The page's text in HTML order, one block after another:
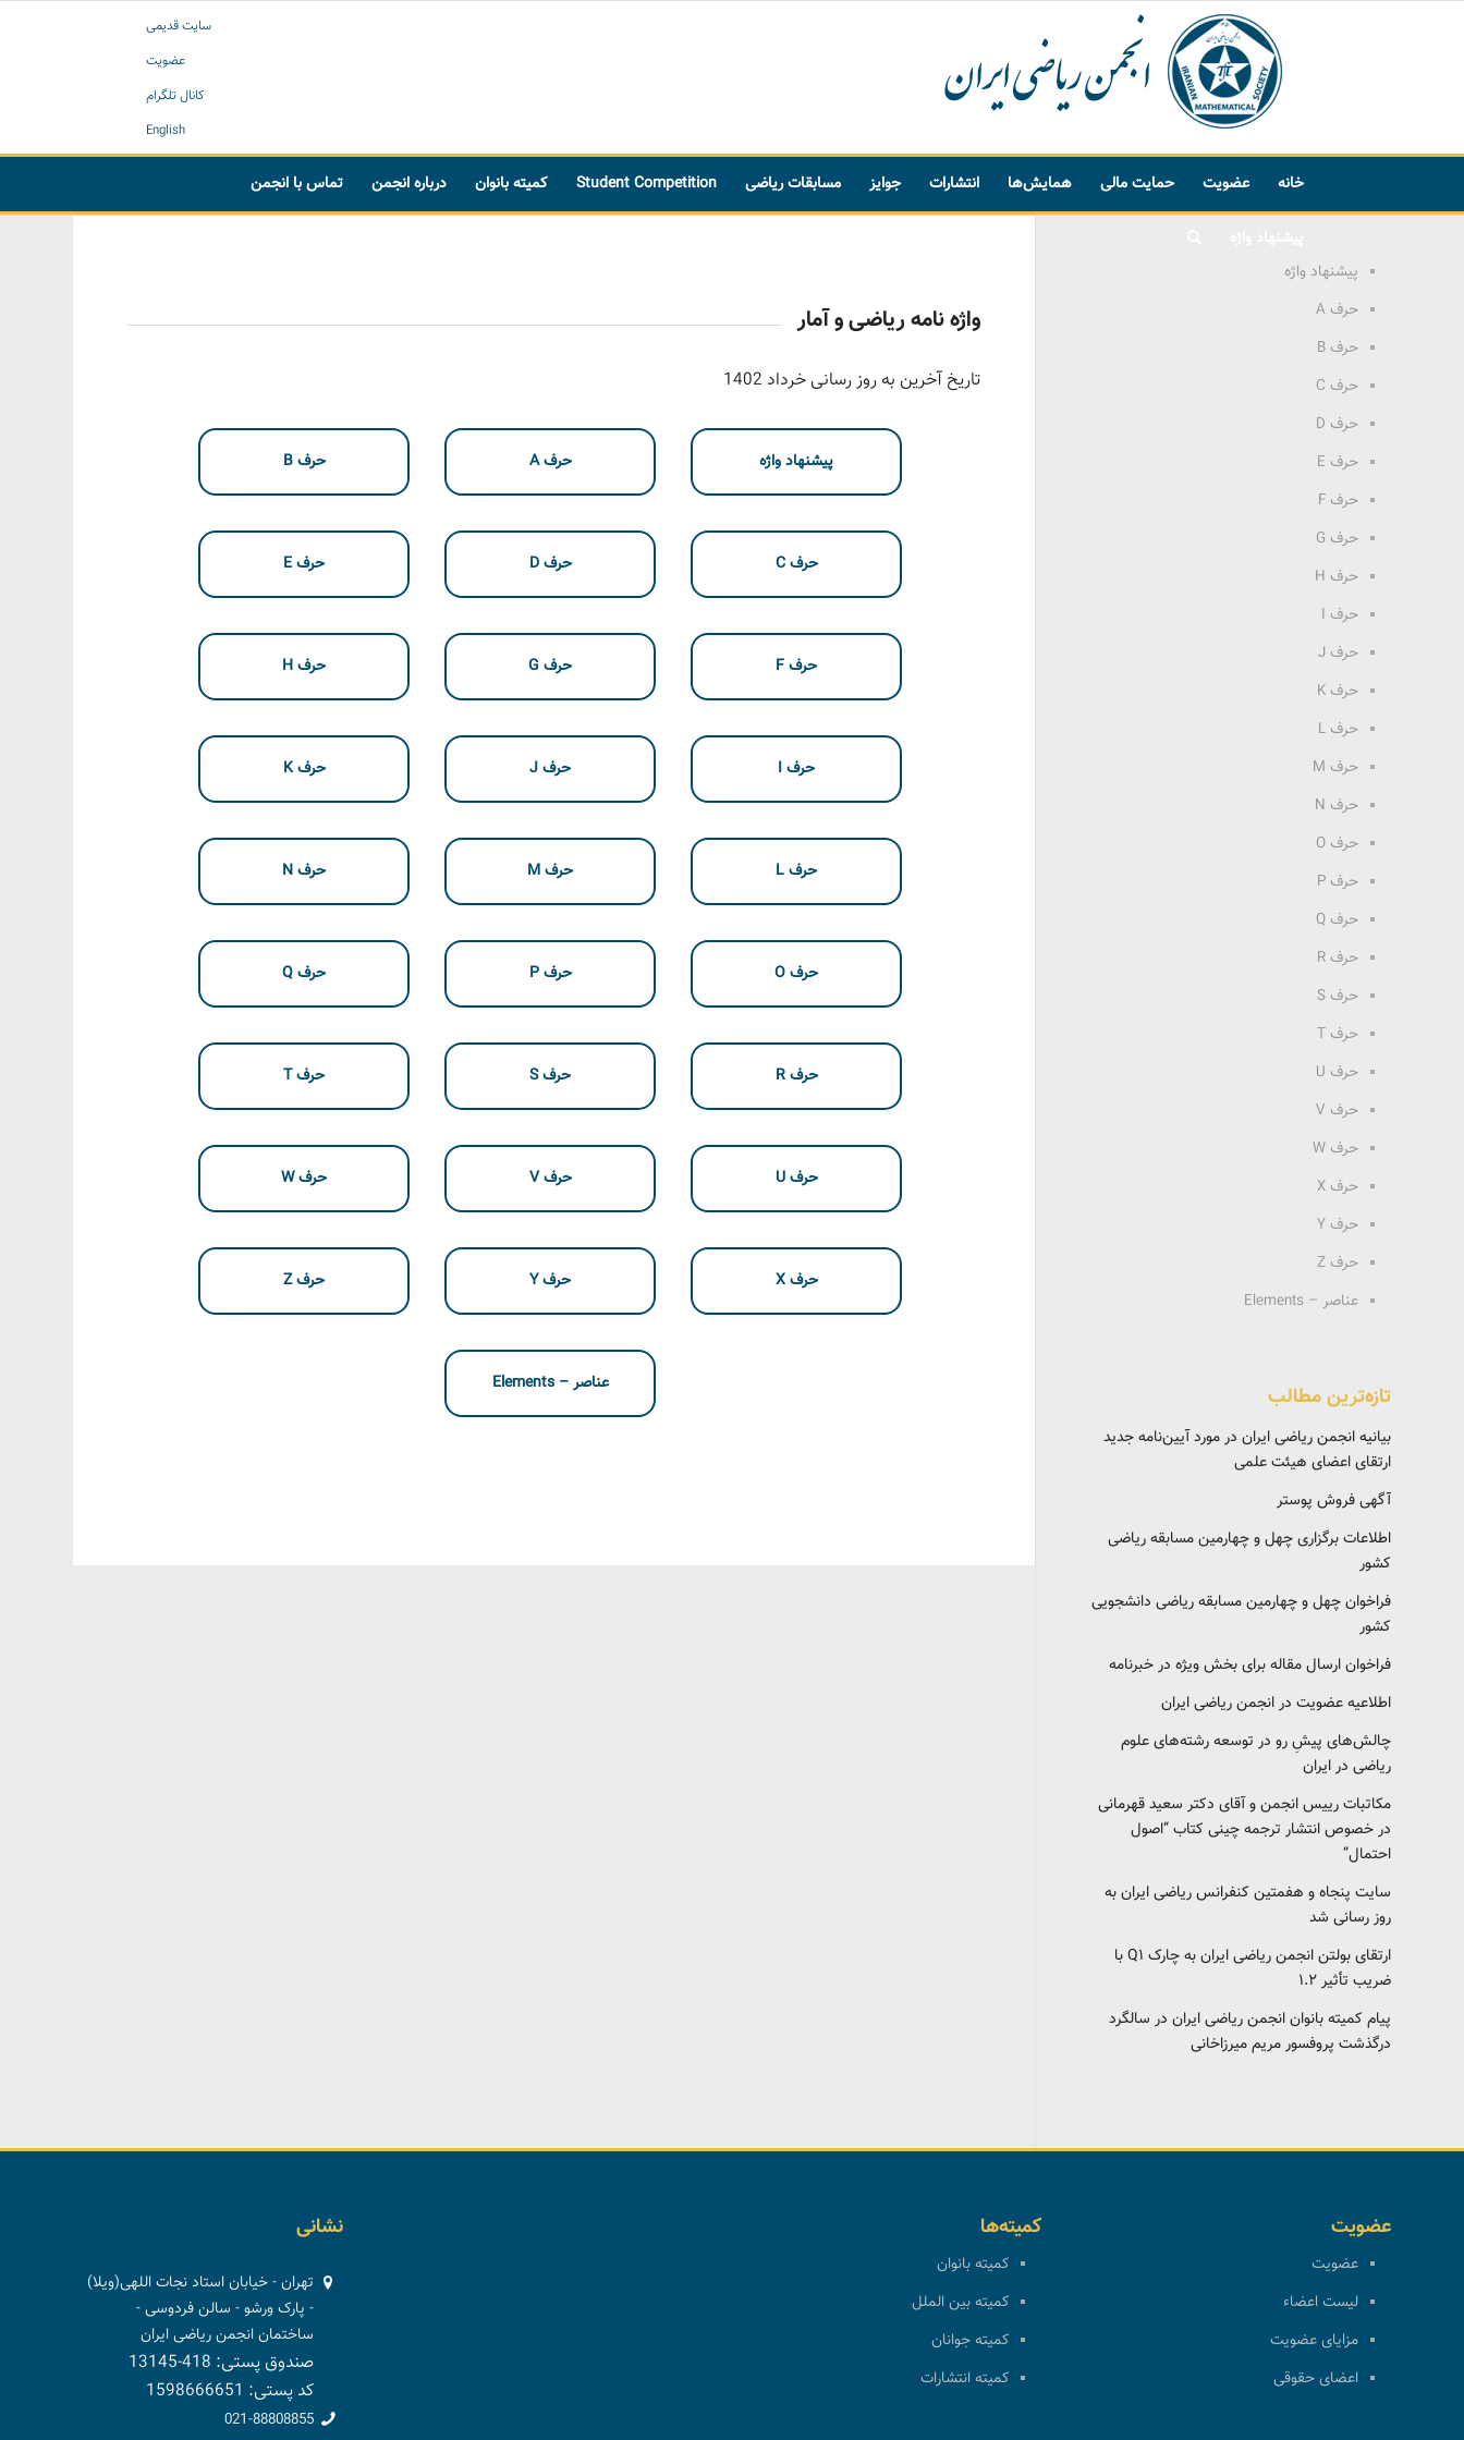
سایت قدیمی
عضویت
کانال تلگرام
English
خانه عضویت حمایت مالی همایش‌ها انتشارات جوایز مسابقات ریاضی Student Competition کمیته بانوان درباره انجمن تماس با انجمن
واژه نامه ریاضی و آمار
تاریخ آخرین به روز رسانی خرداد 1402
پیشنهاد واژه حرف A حرف B
حرف C حرف D حرف E
حرف F حرف G حرف H
حرف I حرف J حرف K
حرف L حرف M حرف N
حرف O حرف P حرف Q
حرف R حرف S حرف T
حرف U حرف V حرف W
حرف X حرف Y حرف Z
عناصر – Elements
پیشنهاد واژه
حرف A
حرف B
حرف C
حرف D
حرف E
حرف F
حرف G
حرف H
حرف I
حرف J
حرف K
حرف L
حرف M
حرف N
حرف O
حرف P
حرف Q
حرف R
حرف S
حرف T
حرف U
حرف V
حرف W
حرف X
حرف Y
حرف Z
عناصر – Elements
تازه‌ترین مطالب
بیانیه انجمن ریاضی ایران در مورد آیین‌نامه جدید
ارتقای اعضای هیئت علمی
آگهی فروش پوستر
اطلاعات برگزاری چهل و چهارمین مسابقه ریاضی
کشور
فراخوان چهل و چهارمین مسابقه ریاضی دانشجویی
کشور‎‎
فراخوان ارسال مقاله برای بخش ویژه در خبرنامه
اطلاعیه عضویت در انجمن ریاضی ایران
چالش‌های پیشِ رو در توسعه رشته‌های علوم
ریاضی در ایران
مکاتبات رییس انجمن و آقای دکتر سعید قهرمانی
در خصوص انتشار ترجمه چینی کتاب “اصول
احتمال”
سایت پنجاه و هفمتین کنفرانس ریاضی ایران به
روز رسانی شد
ارتقای بولتن انجمن ریاضی ایران به چارک Q1 با
ضریب تأثیر ۱.۲
پیام کمیته بانوان انجمن ریاضی ایران در سالگرد
درگذشت پروفسور مریم میرزاخانی
عضویت
عضویت
لیست اعضاء
مزایای عضویت
اعضای حقوقی
کمیته‌ها
کمیته بانوان
کمیته بین الملل
کمیته جوانان
کمیته انتشارات
نشانی
تهران - خیابان استاد نجات اللهی(ویلا)
- پارک ورشو - سالن فردوسی -
ساختمان انجمن ریاضی ایران
صندوق پستی: 418-13145
کد پستی: 1598666651
021-88808855